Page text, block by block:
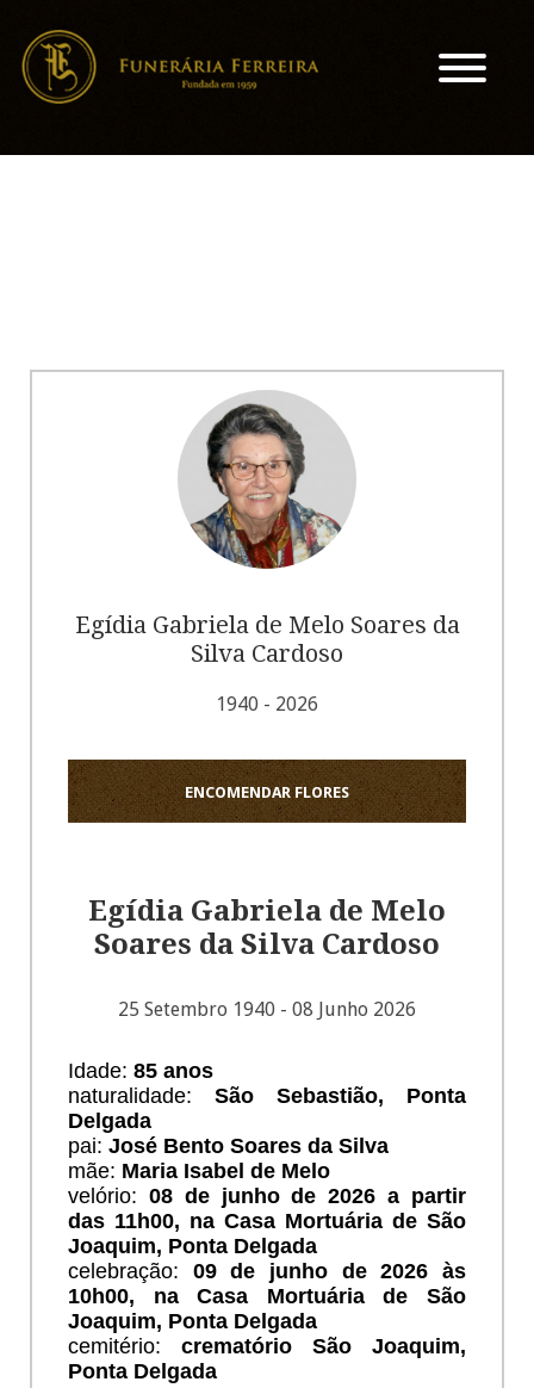
Egídia Gabriela de Melo Soares da
Silva Cardoso
1940 - 2026
ENCOMENDAR FLORES
Egídia Gabriela de Melo
Soares da Silva Cardoso
25 Setembro 1940 - 08 Junho 2026
Idade: 85 anos
naturalidade: São Sebastião, Ponta
Delgada
pai: José Bento Soares da Silva
mãe: Maria Isabel de Melo
velório: 08 de junho de 2026 a partir
das 11h00, na Casa Mortuária de São
Joaquim, Ponta Delgada
celebração: 09 de junho de 2026 às
10h00, na Casa Mortuária de São
Joaquim, Ponta Delgada
cemitério: crematório São Joaquim,
Ponta Delgada